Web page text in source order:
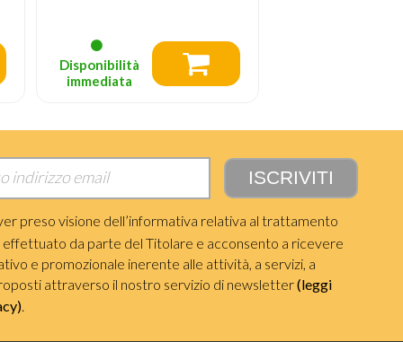
Disponibilità
immediata
preso visione dell’informativa relativa al trattamento
effettuato da parte del Titolare e acconsento a ricevere
e promozionale inerente alle attività, a servizi, a
attraverso il nostro servizio di newsletter(leggi
.